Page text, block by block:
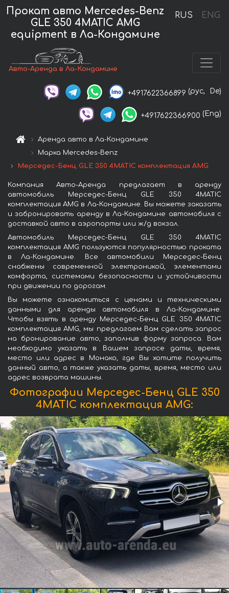
RUS ENG
Прокат авто Mercedes-Benz
GLE 350 4MATIC AMG
equipment в Ла-Кондамине
Авто-Аренда в Ла-Кондамине
+4917622366899 (рус, De)
+4917622366900 (Eng)
Аренда авто в Ла-Кондамине
Марка Mercedes-Benz
Мерседес-Бенц GLE 350 4MATIC комплектация AMG
Компания Авто-Аренда предлагает в аренду
автомобиль Мерседес-Бенц GLE 350 4MATIC
комплектация AMG в Ла-Кондамине. Вы можете заказать
и забронировать аренду в Ла-Кондамине автомобиля с
доставкой авто в аэропорты или ж/д вокзал.
Автомобиль Мерседес-Бенц GLE 350 4MATIC
комплектация AMG пользуются популярностью проката
в Ла-Кондамине. Все автомобили Мерседес-Бенц
снабжены современной электроникой, элементами
комфорта, системами безопасности и устойчивости
при движении по дорогам.
Вы можете ознакомиться с ценами и техническими
данными для аренды автомобиля в Ла-Кондамине.
Чтобы взять в аренду Мерседес-Бенц GLE 350 4MATIC
комплектация AMG, мы предлагаем Вам сделать запрос
на бронирование авто, заполнив форму запроса. Вам
необходимо указать в Вашем запросе даты, время,
место или адрес в Монако, где Вы хотите получить
данный авто, а также указать даты, время, место или
адрес возврата машины.
Фотографии Мерседес-Бенц GLE 350
4MATIC комплектация AMG: